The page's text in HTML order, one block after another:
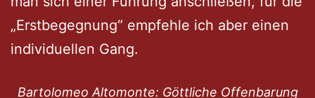
„Erstbegegnung“ empfehle ich aber einen
individuellen Gang.
Bartolomeo Altomonte: Göttliche Offenbarung